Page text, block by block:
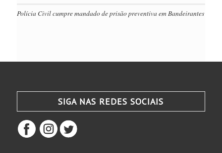
Polícia Civil cumpre mandado de prisão preventiva em Bandeirantes
SIGA NAS REDES SOCIAIS